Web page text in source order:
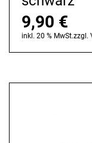
9,90 €
inkl. 20 % MwSt.zzgl.